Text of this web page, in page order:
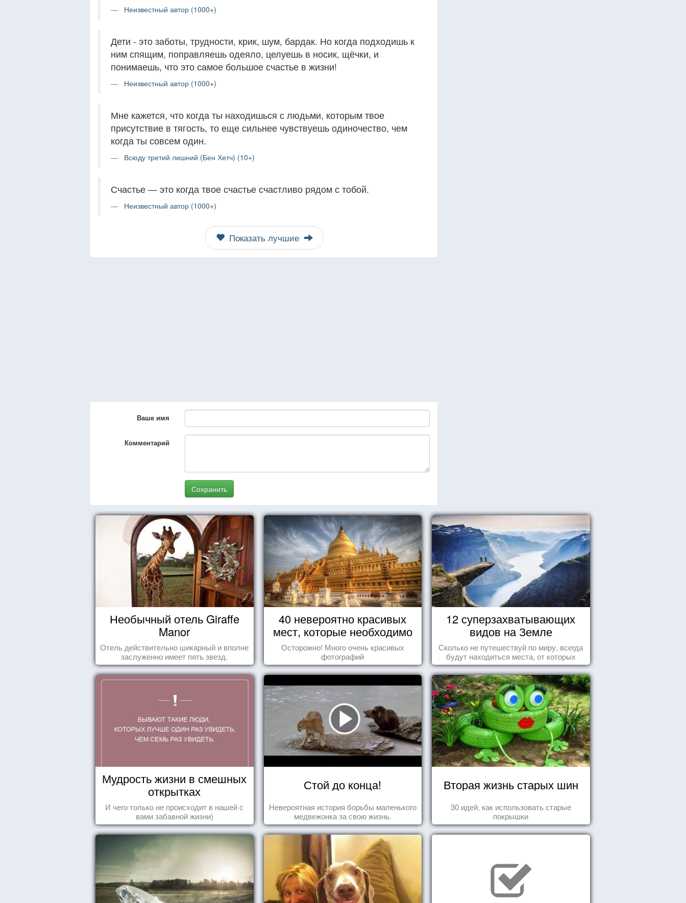
Неизвестный автор (1000+)
Дети - это заботы, трудности, крик, шум, бардак. Но когда подходишь к
ним спящим, поправляешь одеяло, целуешь в носик, щёчки, и
понимаешь, что это самое большое счастье в жизни!
Неизвестный автор (1000+)
Мне кажется, что когда ты находишься с людьми, которым твое
присутствие в тягость, то еще сильнее чувствуешь одиночество, чем
когда ты совсем один.
Всюду третий лишний (Бен Хетч) (10+)
Счастье — это когда твое счастье счастливо рядом с тобой.
Неизвестный автор (1000+)
Показать лучшие
Ваше имя
Комментарий
Сохранить
Необычный отель Giraffe
Manor
Отель действительно шикарный и вполне
заслуженно имеет пять звезд.
40 невероятно красивых
мест, которые необходимо
увидеть пока вы живы
Осторожно! Много очень красивых
фотографий
12 суперзахватывающих
видов на Земле
Сколько не путешествуй по миру, всегда
будут находиться места, от которых
перехватывает дух и кружится голова...
Мудрость жизни в смешных
открытках
И чего только не происходит в нашей с
вами забавной жизни)
Стой до конца!
Невероятная история борьбы маленького
медвежонка за свою жизнь.
Вторая жизнь старых шин
30 идей, как использовать старые
покрышки